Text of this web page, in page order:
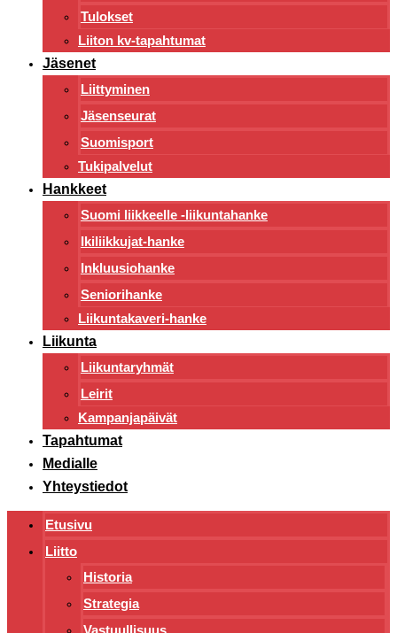
Tulokset
Liiton kv-tapahtumat
Jäsenet
Liittyminen
Jäsenseurat
Suomisport
Tukipalvelut
Hankkeet
Suomi liikkeelle -liikuntahanke
Ikiliikkujat-hanke
Inkluusiohanke
Seniorihanke
Liikuntakaveri-hanke
Liikunta
Liikuntaryhmät
Leirit
Kampanjapäivät
Tapahtumat
Medialle
Yhteystiedot
Etusivu
Liitto
Historia
Strategia